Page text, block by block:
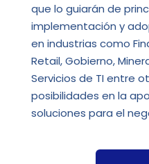
que lo guiarán de
implementación y
en industrias como
Retail, Gobierno,
Servicios de TI entre
posibilidades en la
soluciones para el